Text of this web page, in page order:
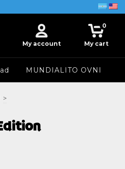
My account My cart
0
MUNDIALITO OVNI
>